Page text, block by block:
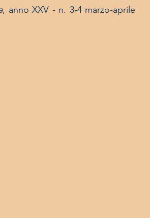
, anno XXV - n. 3-4 marzo-aprile